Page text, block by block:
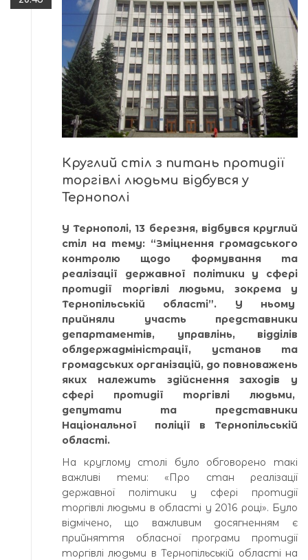
Круглий стіл з питань протидії
торгівлі людьми відбувся у
Тернополі
У Тернополі, 13 березня, відбувся круглий
стіл на тему: “Зміцнення громадського
контролю щодо формування та
реалізації державної політики у сфері
протидії торгівлі людьми, зокрема у
Тернопільській області”. У ньому
прийняли участь представники
департаментів, управлінь, відділів
облдержадміністрації, установ та
громадських організацій, до повноважень
яких належить здійснення заходів у
сфері протидії торгівлі людьми,
депутати та представники
Національної поліції в Тернопільській
області.
На круглому столі було обговорено такі
важливі теми: «Про стан реалізації
державної політики у сфері протидії
торгівлі людьми в області у 2016 році». Було
відмічено, що важливим досягненням є
прийняття обласної програми протидії
торгівлі людьми в Тернопільській області на